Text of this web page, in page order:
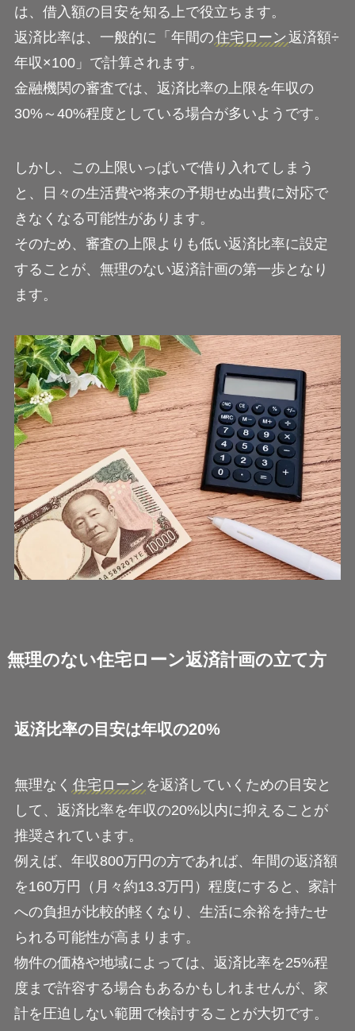
は、借入額の目安を知る上で役立ちます。
返済比率は、一般的に「年間の住宅ローン返済額÷
年収×100」で計算されます。
金融機関の審査では、返済比率の上限を年収の
30%～40%程度としている場合が多いようです。
しかし、この上限いっぱいで借り入れてしまう
と、日々の生活費や将来の予期せぬ出費に対応で
きなくなる可能性があります。
そのため、審査の上限よりも低い返済比率に設定
することが、無理のない返済計画の第一歩となり
ます。
無理のない住宅ローン返済計画の立て方
返済比率の目安は年収の20%
無理なく 住宅ローン を返済していくための目安と
して、返済比率を年収の20%以内に抑えることが
推奨されています。
例えば、年収800万円の方であれば、年間の返済額
を160万円（月々約13.3万円）程度にすると、家計
への負担が比較的軽くなり、生活に余裕を持たせ
られる可能性が高まります。
物件の価格や地域によっては、返済比率を25%程
度まで許容する場合もあるかもしれませんが、家
計を圧迫しない範囲で検討することが大切です。